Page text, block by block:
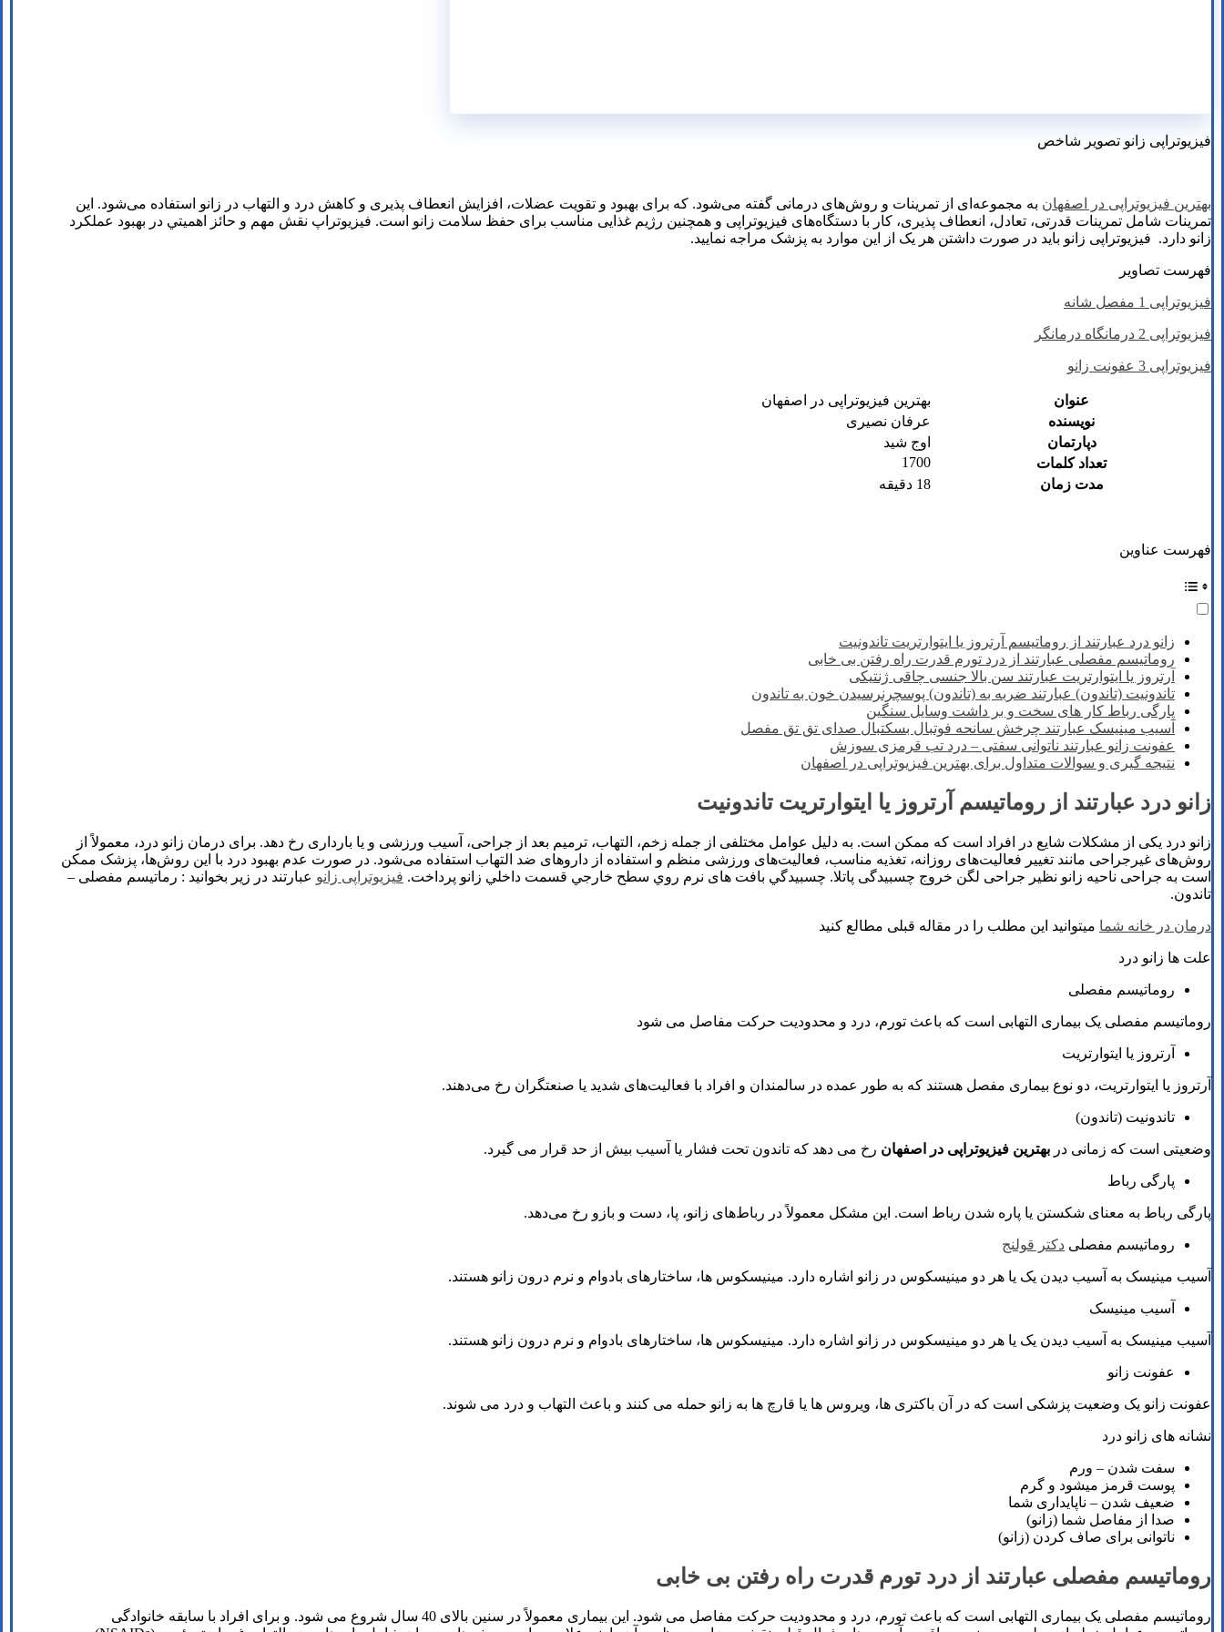
فیزیوتراپی زانو تصویر شاخص
بهترین فیزیوتراپی در اصفهان به مجموعه‌ای از تمرینات و روش‌های درمانی گفته می‌شود. که برای بهبود و تقویت عضلات، افزایش انعطاف پذیری و کاهش درد و التهاب در زانو استفاده می‌شود. این
تمرینات شامل تمرینات قدرتی، تعادل، انعطاف پذیری، کار با دستگاه‌های فیزیوتراپی و همچنین رژیم غذایی مناسب برای حفظ سلامت زانو است. فیزیوتراپ نقش مهم و حائز اهميتي در بهبود عملکرد
زانو دارد. فیزیوتراپی زانو باید در صورت داشتن هر یک از این موارد به پزشک مراجه نمایید.
فهرست تصاویر
فیزیوتراپی 1 مفصل شانه
فیزیوتراپی 2 درمانگاه درمانگر
فیزیوتراپی 3 عفونت زانو
عنوان
بهترین فیزیوتراپی در اصفهان
نویسنده
عرفان نصیری
دپارتمان
اوج شید
تعداد کلمات
1700
مدت زمان
18 دقیقه
فهرست عناوین
زانو درد عبارتند از روماتیسم آرتروز یا ایتوارتریت تاندونیت
روماتیسم مفصلی عبارتند از درد تورم قدرت راه رفتن بی خابی
آرتروز یا ایتوارتریت عبارتند سن بالا جنسی چاقی ژنتیکی
تاندونیت (تاندون) عبارتند ضربه به (تاندون) پوسچرنرسیدن خون به تاندون
پارگی رباط کار های سخت و بر داشت وسایل سنگین
آسیب مینیسک عبارتند چرخش سانحه فوتبال بسکتبال صدای تق تق مفصل
عفونت زانو عبارتند ناتوانی سفتی – درد تب قرمزی سوزش
نتیجه گیری و سوالات متداول برای بهترین فیزیوتراپی در اصفهان
زانو درد عبارتند از روماتیسم آرتروز یا ایتوارتریت تاندونیت
زانو درد یکی از مشکلات شایع در افراد است که ممکن است. به دلیل عوامل مختلفی از جمله زخم، التهاب، ترمیم بعد از جراحی، آسیب ورزشی و یا بارداری رخ دهد. برای درمان زانو درد، معمولاً از
روش‌های غیرجراحی مانند تغییر فعالیت‌های روزانه، تغذیه مناسب، فعالیت‌های ورزشی منظم و استفاده از داروهای ضد التهاب استفاده می‌شود. در صورت عدم بهبود درد با این روش‌ها، پزشک ممکن
است به جراحی ناحیه زانو نظیر جراحی لگن خروج چسبیدگی پاتلا. چسبیدگي بافت های نرم روي سطح خارجي قسمت داخلي زانو پرداخت. فیزیوتراپی زانو عبارتند در زیر بخوانید : رماتیسم مفصلی –
تاندون.
درمان در خانه شما میتوانید این مطلب را در مقاله قبلی مطالع کنید
علت ها زانو درد
روماتیسم مفصلی
روماتیسم مفصلی یک بیماری التهابی است که باعث تورم، درد و محدودیت حرکت مفاصل می شود
آرتروز یا ایتوارتریت
آرتروز یا ایتوارتریت، دو نوع بیماری مفصل هستند که به طور عمده در سالمندان و افراد با فعالیت‌های شدید یا صنعتگران رخ می‌دهند.
تاندونیت (تاندون)
وضعیتی است که زمانی در بهترین فیزیوتراپی در اصفهان رخ می دهد که تاندون تحت فشار یا آسیب بیش از حد قرار می گیرد.
پارگی رباط
پارگی رباط به معنای شکستن یا پاره شدن رباط است. این مشکل معمولاً در رباط‌های زانو، پا، دست و بازو رخ می‌دهد.
روماتیسم مفصلی دکتر قولنج
آسیب مینیسک به آسیب دیدن یک یا هر دو مینیسکوس در زانو اشاره دارد. مینیسکوس ها، ساختارهای بادوام و نرم درون زانو هستند.
آسیب مینیسک
آسیب مینیسک به آسیب دیدن یک یا هر دو مینیسکوس در زانو اشاره دارد. مینیسکوس ها، ساختارهای بادوام و نرم درون زانو هستند.
عفونت زانو
عفونت زانو یک وضعیت پزشکی است که در آن باکتری ها، ویروس ها یا قارچ ها به زانو حمله می کنند و باعث التهاب و درد می شوند.
نشانه های زانو درد
سفت شدن – ورم
پوست قرمز میشود و گرم
ضعیف شدن – ناپایداری شما
صدا از مفاصل شما (زانو)
ناتوانی برای صاف کردن (زانو)
روماتیسم مفصلی عبارتند از درد تورم قدرت راه رفتن بی خابی
روماتیسم مفصلی یک بیماری التهابی است که باعث تورم، درد و محدودیت حرکت مفاصل می شود. این بیماری معمولاً در سنین بالای 40 سال شروع می شود. و برای افراد با سابقه خانوادگی